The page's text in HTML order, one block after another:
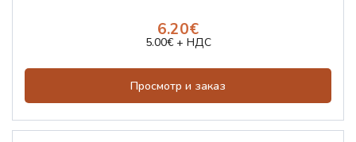
6.20€
5.00€ + НДС
Просмотр и заказ